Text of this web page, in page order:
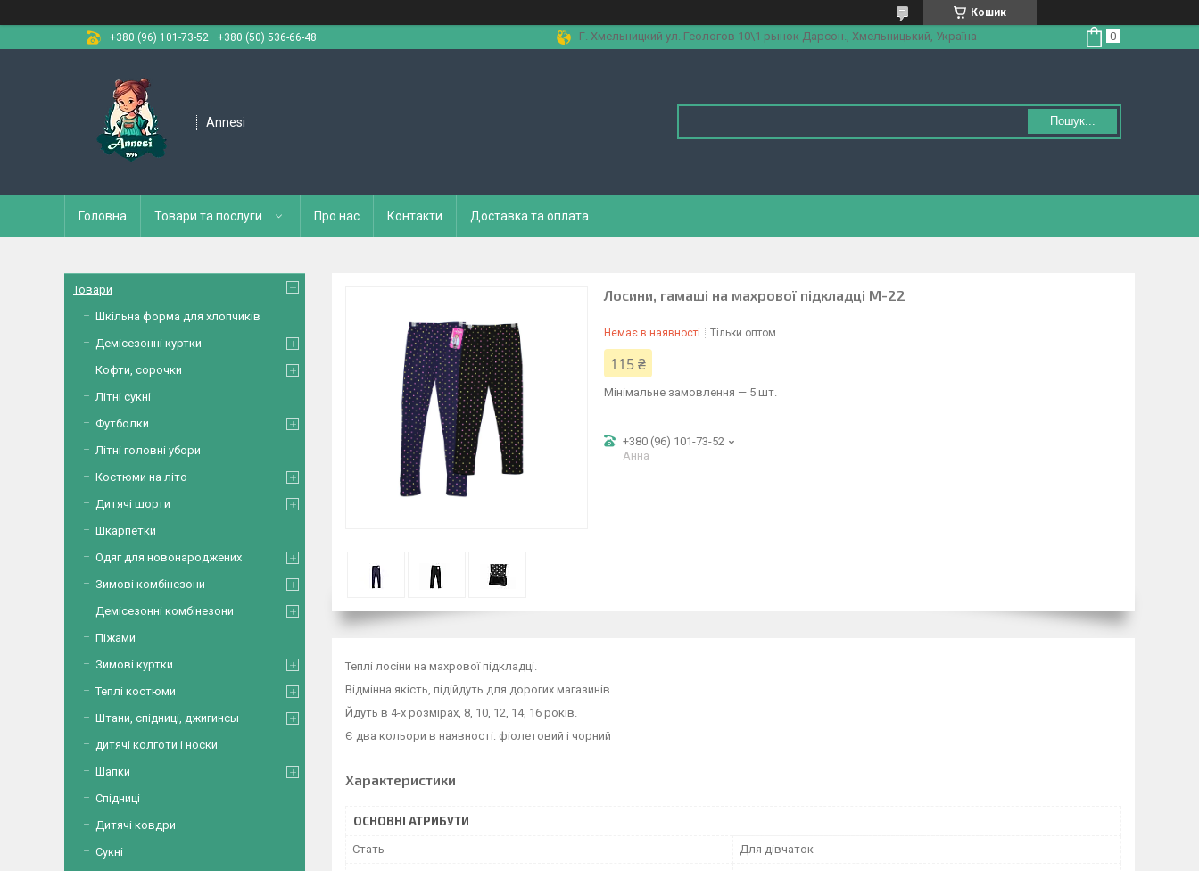
Кошик
+380 (96) 101-73-52
+380 (50) 536-66-48 Г. Хмельницкий ул. Геологов 10\1 рынок Дарсон., Хмельницький, Україна
Annesi Пошук...
Головна Товари та послуги Про нас Контакти Доставка та оплата
Лосини, гамаші на махрової підкладці М-22
Немає в наявності Тільки оптом
115 ₴
Мінімальне замовлення — 5 шт.
+380 (96) 101-73-52
Анна
Теплі лосіни на махрової підкладці.
Відмінна якість, підійдуть для дорогих магазинів.
Йдуть в 4-х розмірах, 8, 10, 12, 14, 16 років.
Є два кольори в наявності: фіолетовий і чорний
Характеристики
ОСНОВНІ АТРИБУТИ
Стать Для дівчаток
Товари
Шкільна форма для хлопчиків
Демісезонні куртки
Кофти, сорочки
Літні сукні
Футболки
Літні головні убори
Костюми на літо
Дитячі шорти
Шкарпетки
Одяг для новонароджених
Зимові комбінезони
Демісезонні комбінезони
Піжами
Зимові куртки
Теплі костюми
Штани, спідниці, джигинсы
дитячі колготи і носки
Шапки
Спідниці
Дитячі ковдри
Сукні